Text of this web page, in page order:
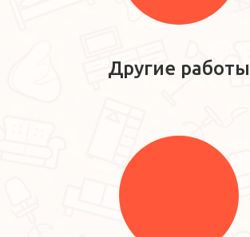
Другие работы